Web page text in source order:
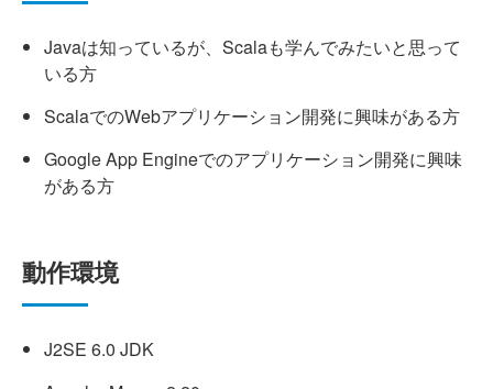
Javaは知っているが、Scalaも学んでみたいと思って
いる方
ScalaでのWebアプリケーション開発に興味がある方
Google App Engineでのアプリケーション開発に興味
がある方
動作環境
J2SE 6.0 JDK